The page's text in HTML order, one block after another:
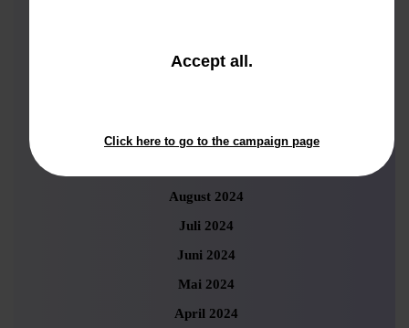
Oktober 2024
August 2024
Juli 2024
Juni 2024
Mai 2024
April 2024
Accept all and
.
Click here to go to the campaign page